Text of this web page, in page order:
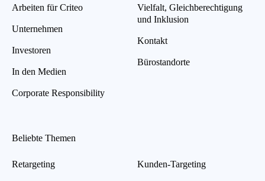
Arbeiten für Criteo
Unternehmen
Investoren
In den Medien
Corporate Responsibility
Vielfalt, Gleichberechtigung
und Inklusion
Kontakt
Bürostandorte
Beliebte Themen
Retargeting Kunden-Targeting